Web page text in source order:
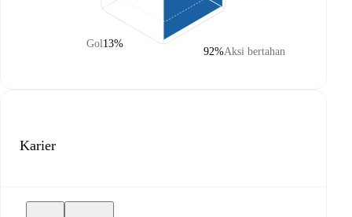
Gol13%
Aksi bertahan
92%
Karier